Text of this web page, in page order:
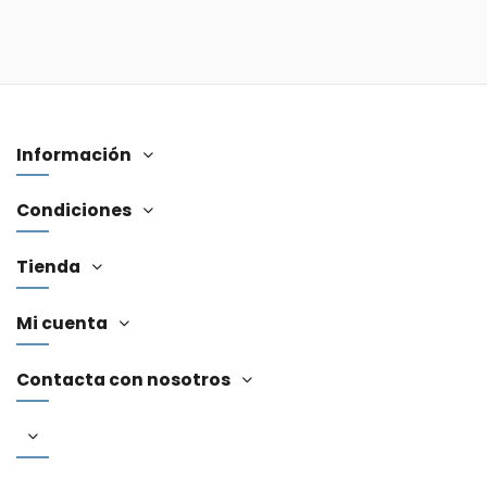
Información
Condiciones
Tienda
Mi cuenta
Contacta con nosotros